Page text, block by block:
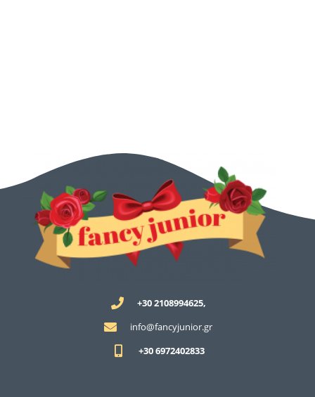
+30 2108994625,
info@fancyjunior.gr
+30 6972402833